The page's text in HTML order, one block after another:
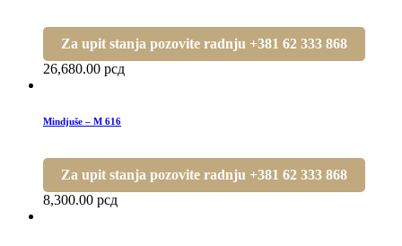
Za upit stanja pozovite radnju +381 62 333 868
26,680.00 рсд
Mindjuše – M 616
Za upit stanja pozovite radnju +381 62 333 868
8,300.00 рсд